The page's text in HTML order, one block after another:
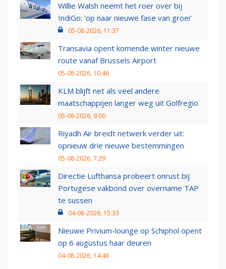
Willie Walsh neemt het roer over bij
IndiGo: 'op naar nieuwe fase van groei'
05-08-2026, 11:37
Transavia opent komende winter nieuwe
route vanaf Brussels Airport
05-08-2026, 10:46
KLM blijft net als veel andere
maatschappijen langer weg uit Golfregio
05-08-2026, 9:00
Riyadh Air breidt netwerk verder uit:
opnieuw drie nieuwe bestemmingen
05-08-2026, 7:29
Directie Lufthansa probeert onrust bij
Portugese vakbond over overname TAP
te sussen
04-08-2026, 15:33
Nieuwe Privium-lounge op Schiphol opent
op 6 augustus haar deuren
04-08-2026, 14:46